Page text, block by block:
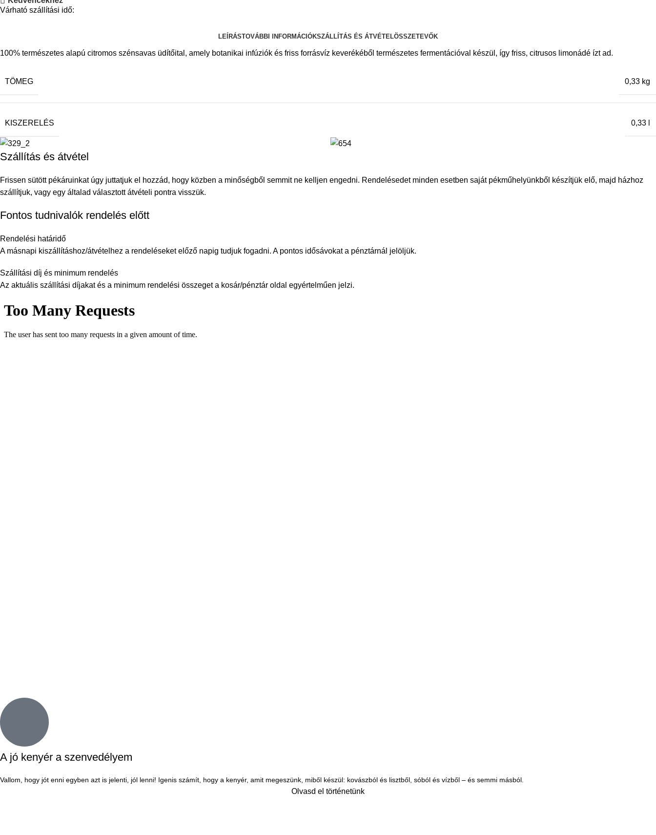
Várható szállítási idő:
LEÍRÁSTOVÁBBI INFORMÁCIÓKSZÁLLÍTÁS ÉS ÁTVÉTELÖSSZETEVŐK
100% természetes alapú citromos szénsavas üdítőital, amely botanikai infúziók és friss forrásvíz keverékéből természetes fermentációval készül, így friss, citrusos limonádé ízt ad.
TÖMEG 0,33 kg
KISZERELÉS 0,33 l
Szállítás és átvétel
Frissen sütött pékáruinkat úgy juttatjuk el hozzád, hogy közben a minőségből semmit ne kelljen engedni. Rendelésedet minden esetben saját pékműhelyünkből készítjük elő, majd házhoz
szállítjuk, vagy egy általad választott átvételi pontra visszük.
Fontos tudnivalók rendelés előtt
Rendelési határidő
A másnapi kiszállításhoz/átvételhez a rendeléseket előző napig tudjuk fogadni. A pontos idősávokat a pénztárnál jelöljük.
Szállítási díj és minimum rendelés
Az aktuális szállítási díjakat és a minimum rendelési összeget a kosár/pénztár oldal egyértelműen jelzi.
A jó kenyér a szenvedélyem
Vallom, hogy jót enni egyben azt is jelenti, jól lenni! Igenis számít, hogy a kenyér, amit megeszünk, miből készül: kovászból és lisztből, sóból és vízből – és semmi másból.
Olvasd el történetünk